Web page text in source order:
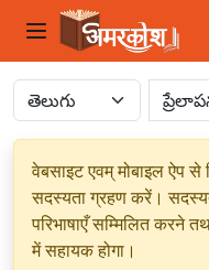
वेबसाइट एवम् मोबाइल ऐप से
सदस्यता ग्रहण करें।
परिभाषाएँ सम्मिलित करने
में सहायक होगा।